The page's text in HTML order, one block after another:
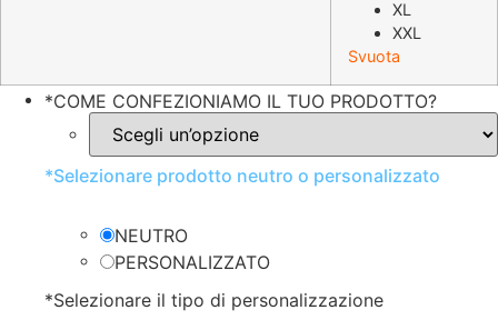
XL
XXL
Svuota
*COME CONFEZIONIAMO IL TUO PRODOTTO?
*Selezionare prodotto neutro o personalizzato
NEUTRO
PERSONALIZZATO
*Selezionare il tipo di personalizzazione